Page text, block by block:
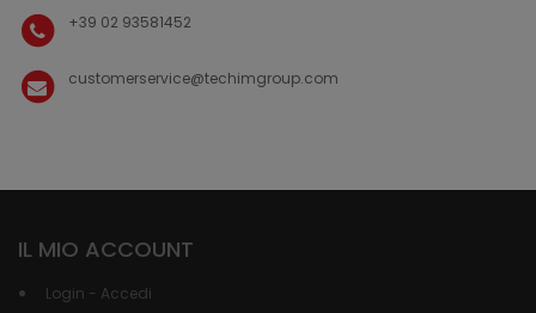
+39 02 93581452
customerservice@techimgroup.com
IL MIO ACCOUNT
Login - Accedi